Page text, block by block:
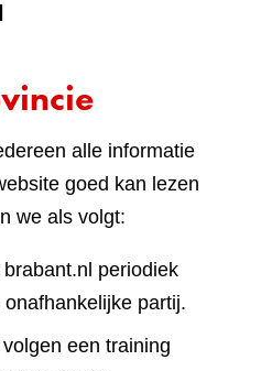
alle informatie
goed kan lezen
we als volgt:
periodiek
partij.
een training